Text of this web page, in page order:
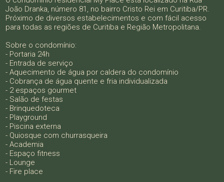
João Dranka, número 81, no bairro Cristo Rei em Curitiba/PR.
Próximo de diversos estabelecimentos e com fácil acesso
para todas as regiões de Curitiba e Região Metropolitana.
Sobre o condomínio:
- Portaria 24h
- Entrada de serviço
- Aquecimento de água por caldera do condomínio
- Cobrança de água quente e fria individualizada
- 2 espaços gourmet
- Salão de festas
- Brinquedoteca
- Playground
- Piscina externa
- Quiosque com churrasqueira
- Academia
- Espaço fitness
- Lounge
- Fire place